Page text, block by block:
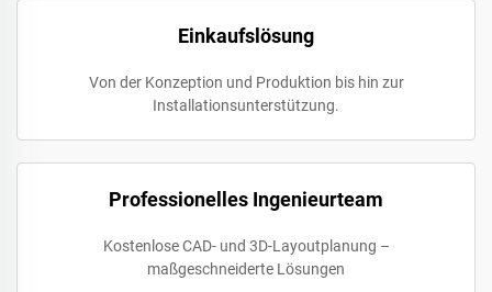
Einkaufslösung
Von der Konzeption und Produktion bis hin zur
Installationsunterstützung.
Professionelles Ingenieurteam
Kostenlose CAD- und 3D-Layoutplanung –
maßgeschneiderte Lösungen